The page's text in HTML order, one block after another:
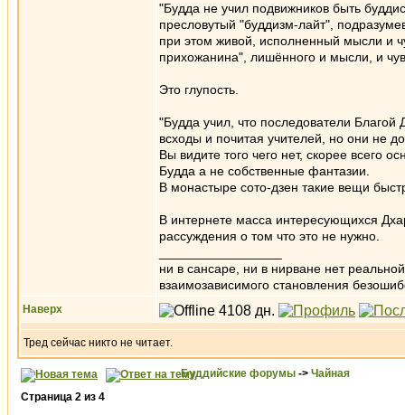
"Будда не учил подвижников быть
пресловутый "буддизм-лайт",
при этом живой, исполненный мысли и
прихожанина", лишённого и мысли, и
Это глупость.
"Будда учил, что последователи
всходы и почитая учителей, но они не
Вы видите того чего нет, скорее всего
Будда а не собственные фантазии.
В монастыре сото-дзен такие вещи
В интернете масса интересующихся
рассуждения о том что это не нужно.
ни в сансаре, ни в нирване нет
взаимозависимого становления
Наверх
Тред сейчас никто не читает.
Буддийские форумы -> Чайная
Страница 2 из 4